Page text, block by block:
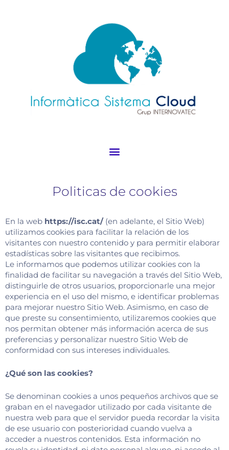
Politicas de cookies
En la web https://isc.cat/(en adelante, el Sitio Web)
utilizamos cookies para facilitar la relación de los
visitantes con nuestro contenido y para permitir elaborar
estadísticas sobre las visitantes que recibimos.
Le informamos que podemos utilizar cookies con la
finalidad de facilitar su navegación a través del Sitio Web,
distinguirle de otros usuarios, proporcionarle una mejor
experiencia en el uso del mismo, e identificar problemas
para mejorar nuestro Sitio Web. Asimismo, en caso de
que preste su consentimiento, utilizaremos cookies que
nos permitan obtener más información acerca de sus
preferencias y personalizar nuestro Sitio Web de
conformidad con sus intereses individuales.
¿Qué son las cookies?
Se denominan cookies a unos pequeños archivos que se
graban en el navegador utilizado por cada visitante de
nuestra web para que el servidor pueda recordar la visita
de ese usuario con posterioridad cuando vuelva a
acceder a nuestros contenidos. Esta información no